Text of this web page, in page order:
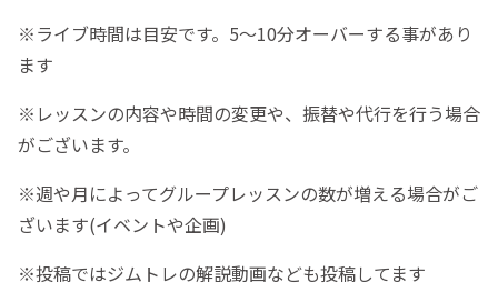
※ライブ時間は目安です。5〜10分オーバーする事があり
ます
※レッスンの内容や時間の変更や、振替や代行を行う場合
がございます。
※週や月によってグループレッスンの数が増える場合がご
ざいます(イベントや企画)
※投稿ではジムトレの解説動画なども投稿してます